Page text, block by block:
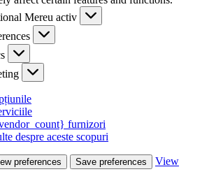
Mereu activ
furnizori
despre aceste scopuri
preferences Save preferences
View